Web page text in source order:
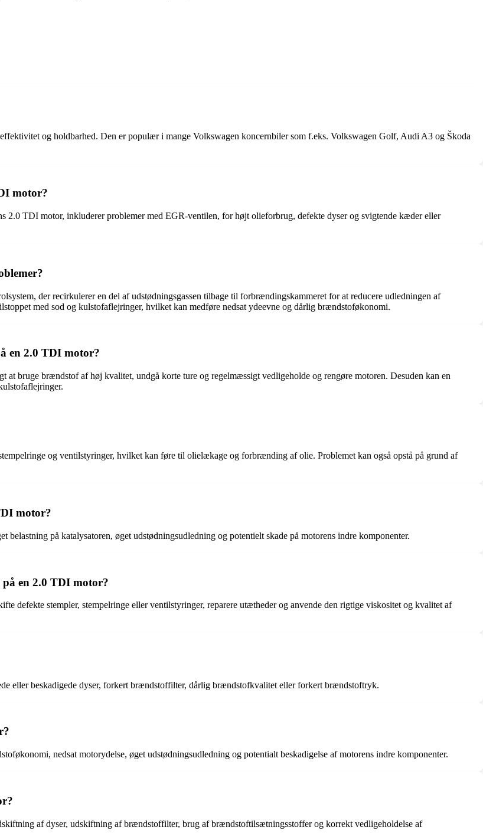
og holdbarhed. Den er populær i mange Volkswagen koncernbiler som f.eks. Volkswagen Golf, Audi A3 og Škoda
motor?
2.0 TDI motor, inkluderer problemer med EGR-ventilen, for højt olieforbrug, defekte dyser og svigtende kæder eller
der recirkulerer en del af udstødningsgassen tilbage til forbrændingskammeret for at reducere udledningen af
med sod og kulstofaflejringer, hvilket kan medføre nedsat ydeevne og dårlig brændstoføkonomi.
en 2.0 TDI motor?
bruge brændstof af høj kvalitet, undgå korte ture og regelmæssigt vedligeholde og rengøre motoren. Desuden kan en
og ventilstyringer, hvilket kan føre til olielækage og forbrænding af olie. Problemet kan også opstå på grund af
motor?
på katalysatoren, øget udstødningsudledning og potentielt skade på motorens indre komponenter.
en 2.0 TDI motor?
defekte stempler, stempelringe eller ventilstyringer, reparere utætheder og anvende den rigtige viskositet og kvalitet af
eller beskadigede dyser, forkert brændstoffilter, dårlig brændstofkvalitet eller forkert brændstoftryk.
nedsat motorydelse, øget udstødningsudledning og potentialt beskadigelse af motorens indre komponenter.
af dyser, udskiftning af brændstoffilter, brug af brændstoftilsætningsstoffer og korrekt vedligeholdelse af